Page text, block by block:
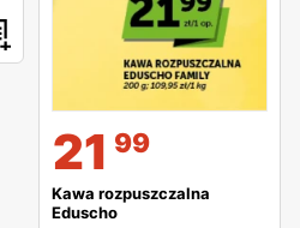
21 99
Kawa rozpuszczalna
Eduscho